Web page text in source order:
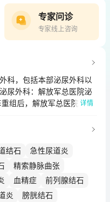
专家问诊
专家线上咨询
科，包括本部泌尿外科以
尿外科：解放军总医院泌
组后，解放军总医院泌尿
、第三医学中心（原武警
医院），第六医学中心
中心（原陆军总医院），
医院）七个中心组成。
部现已发展成全军和全国
心，2020年全国医院专科
详情
结石
急性尿道炎
精索静脉曲张
血精症
前列腺结石
炎
膀胱结石